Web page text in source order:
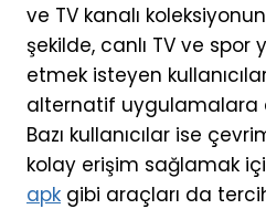
ve TV kanalı
şekilde, canlı TV ve spor
etmek isteyen
alternatif uygulamalara
Bazı kullanıcılar ise
kolay erişim sağlamak
apk gibi araçları da